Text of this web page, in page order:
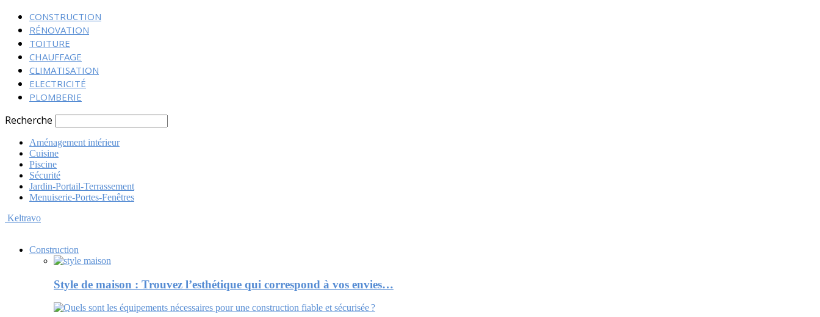
CONSTRUCTION
RÉNOVATION
TOITURE
CHAUFFAGE
CLIMATISATION
ELECTRICITÉ
PLOMBERIE
Recherche
Aménagement intérieur
Cuisine
Piscine
Sécurité
Jardin-Portail-Terrassement
Menuiserie-Portes-Fenêtres
Keltravo
Construction
Style de maison : Trouvez l’esthétique qui correspond à vos envies…